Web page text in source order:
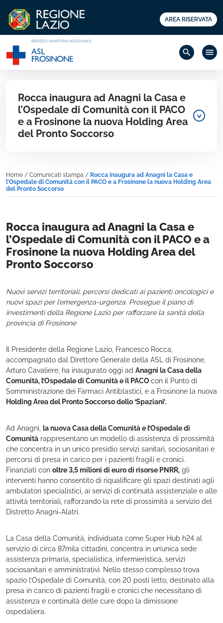
AREA RISERVATA
search menu
Rocca inaugura ad Anagni la Casa e
l’Ospedale di Comunità con il PACO
e a Frosinone la nuova Holding Area
del Pronto Soccorso
Home / Comunicati stampa / Rocca inaugura ad Anagni la Casa e
l’Ospedale di Comunità con il PACO e a Frosinone la nuova Holding Area
del Pronto Soccorso
Rocca inaugura ad Anagni la Casa e
l’Ospedale di Comunità con il PACO e a
Frosinone la nuova Holding Area del
Pronto Soccorso
Nuovi servizi territoriali, percorsi dedicati ai pazienti oncologici e
nuovi spazi per l’emergenza-urgenza. Prosegue il piano di
investimenti della Regione Lazio per rafforzare la sanità della
provincia di Frosinone
Il Presidente della Regione Lazio, Francesco Rocca,
accompagnato dal Direttore Generale della ASL di Frosinone,
Arturo Cavaliere, ha inaugurato oggi ad Anagni la Casa della
Comunità, l’Ospedale di Comunità e il PACOcon il Punto di
Somministrazione dei Farmaci Antiblastici, e a Frosinone la nuova
Holding Area del Pronto Soccorso dello ‘Spaziani’.
Ad Anagni,
la nuova Casa della Comunità e l’Ospedale di
Comunità rappresentano un modello di assistenza di prossimità
che concentra in un unico presidio servizi sanitari, sociosanitari e
percorsi di presa in carico per i pazienti fragili e cronici.
Finanziati con oltre 3,5 milioni di euro di risorse PNRR, gli
interventi hanno consentito di riqualificare gli spazi destinati agli
ambulatori specialistici, ai servizi di continuità assistenziale e alle
attività territoriali, rafforzando la rete di prossimità a servizio del
Distretto Anagni-Alatri.
La Casa della Comunità, individuata come Super Hub h24 al
servizio di circa 87mila cittadini, concentra in un’unica sede
assistenza primaria, specialistica, infermieristica, servizi
sociosanitari e amministrativi. Nello stesso complesso trova
spazio l’Ospedale di Comunità, con 20 posti letto, destinato alla
presa in carico di pazienti fragili e cronici che necessitano di
assistenza e continuità delle cure dopo la dimissione
ospedaliera.